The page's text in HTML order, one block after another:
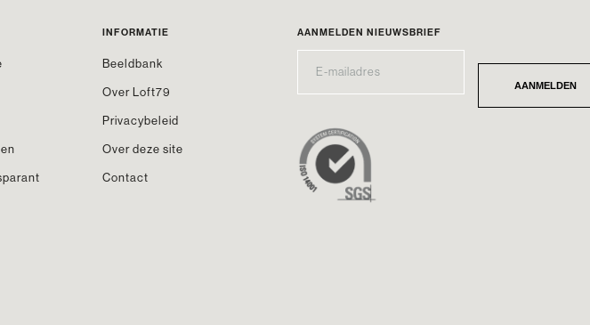
INFORMATIE
Beeldbank
Over Loft79
Privacybeleid
Over deze site
Contact
AANMELDEN NIEUWSBRIEF
AANMELDEN